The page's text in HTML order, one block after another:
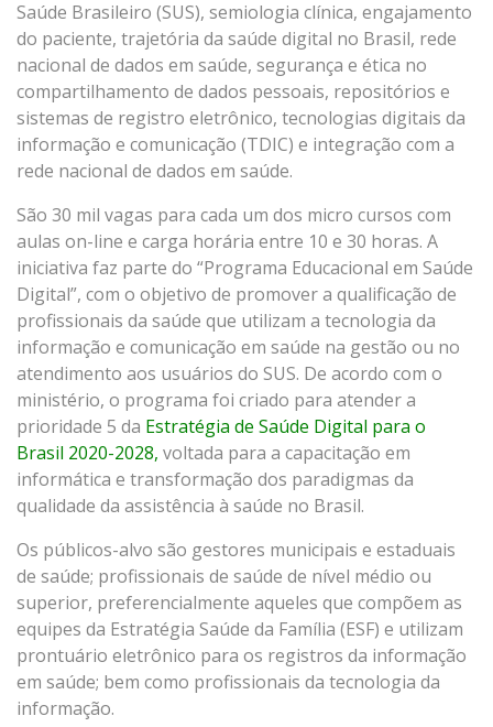
Saúde Brasileiro (SUS), semiologia clínica, engajamento
do paciente, trajetória da saúde digital no Brasil, rede
nacional de dados em saúde, segurança e ética no
compartilhamento de dados pessoais, repositórios e
sistemas de registro eletrônico, tecnologias digitais da
informação e comunicação (TDIC) e integração com a
rede nacional de dados em saúde.
São 30 mil vagas para cada um dos micro cursos com
aulas on-line e carga horária entre 10 e 30 horas. A
iniciativa faz parte do “Programa Educacional em Saúde
Digital”, com o objetivo de promover a qualificação de
profissionais da saúde que utilizam a tecnologia da
informação e comunicação em saúde na gestão ou no
atendimento aos usuários do SUS. De acordo com o
ministério, o programa foi criado para atender a
prioridade 5 da Estratégia de Saúde Digital para o
Brasil 2020-2028, voltada para a capacitação em
informática e transformação dos paradigmas da
qualidade da assistência à saúde no Brasil.
Os públicos-alvo são gestores municipais e estaduais
de saúde; profissionais de saúde de nível médio ou
superior, preferencialmente aqueles que compõem as
equipes da Estratégia Saúde da Família (ESF) e utilizam
prontuário eletrônico para os registros da informação
em saúde; bem como profissionais da tecnologia da
informação.